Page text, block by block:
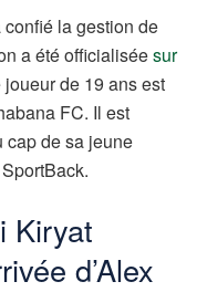
confié la gestion de
a été officialiséesur
joueur de 19 ans est
FC. Il est
cap de sa jeune
Kiryat
d’Alex